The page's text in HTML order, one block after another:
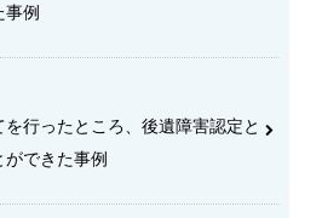
事例
行ったところ、後遺障害認定と
ができた事例